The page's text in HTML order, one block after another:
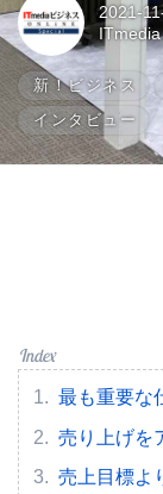
2021-
新！ビジネス
インタビュー
最も重要な
売り上げを
売上目標よ